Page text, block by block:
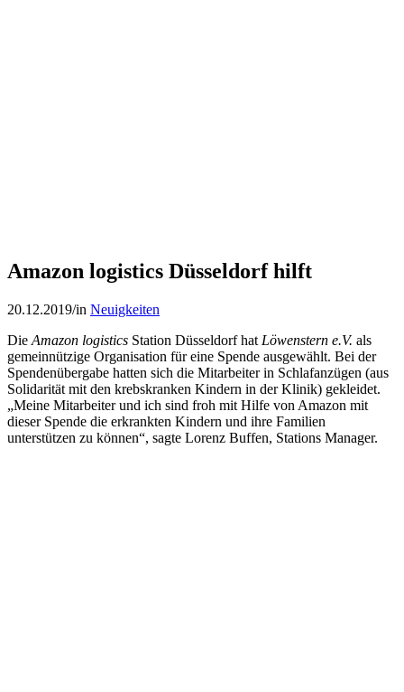
Amazon logistics Düsseldorf hilft
20.12.2019/in Neuigkeiten
Die Amazon logistics Station Düsseldorf hat Löwenstern e.V. als
gemeinnützige Organisation für eine Spende ausgewählt. Bei der
Spendenübergabe hatten sich die Mitarbeiter in Schlafanzügen (aus
Solidarität mit den krebskranken Kindern in der Klinik) gekleidet.
„Meine Mitarbeiter und ich sind froh mit Hilfe von Amazon mit
dieser Spende die erkrankten Kindern und ihre Familien
unterstützen zu können“, sagte Lorenz Buffen, Stations Manager.